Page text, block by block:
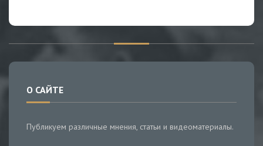
О САЙТЕ
Публикуем различные мнения, статьи и видеоматериалы.